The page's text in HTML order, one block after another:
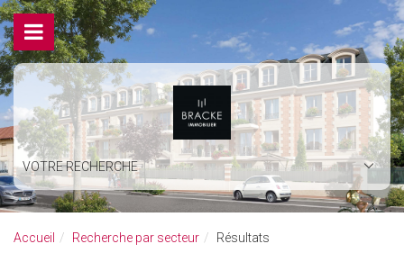
VOTRE RECHERCHE
Accueil Recherche par secteur Résultats